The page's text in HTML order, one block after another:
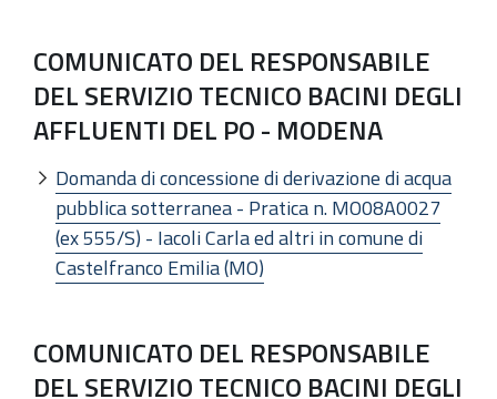
COMUNICATO DEL RESPONSABILE
DEL SERVIZIO TECNICO BACINI DEGLI
AFFLUENTI DEL PO - MODENA
Domanda di concessione di derivazione di acqua
pubblica sotterranea - Pratica n. MO08A0027
(ex 555/S) - Iacoli Carla ed altri in comune di
Castelfranco Emilia (MO)
COMUNICATO DEL RESPONSABILE
DEL SERVIZIO TECNICO BACINI DEGLI